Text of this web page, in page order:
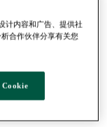
计内容和广告、提供社
合作伙伴分享有关您
Cookie